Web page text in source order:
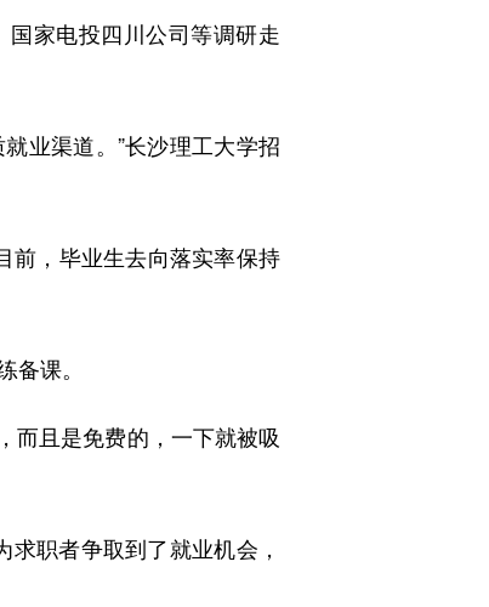
家电投四川公司等调研走
业渠道。”长沙理工大学招
，毕业生去向落实率保持
备课。
且是免费的，一下就被吸
职者争取到了就业机会，